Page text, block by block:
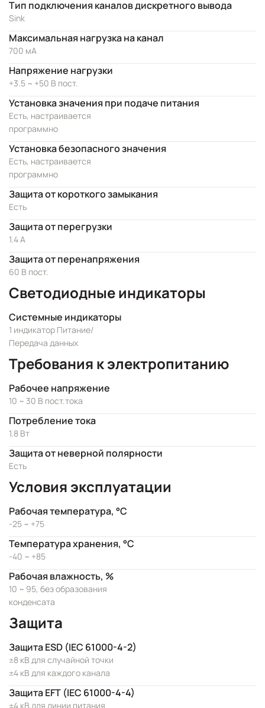
Тип подключения каналов дискретного вывода
Sink
Максимальная нагрузка на канал
700 мА
Напряжение нагрузки
+3.5 ~ +50 В пост.
Установка значения при подаче питания
Есть, настраивается
программно
Установка безопасного значения
Есть, настраивается
программно
Защита от короткого замыкания
Есть
Защита от перегрузки
1.4 A
Защита от перенапряжения
60 В пост.
Светодиодные индикаторы
Системные индикаторы
1 индикатор Питание/
Передача данных
Требования к электропитанию
Рабочее напряжение
10 ~ 30 В пост.тока
Потребление тока
1.8 Вт
Защита от неверной полярности
Есть
Условия эксплуатации
Рабочая температура, °C
-25 ~ +75
Температура хранения, °C
-40 ~ +85
Рабочая влажность, %
10 ~ 95, без образования
конденсата
Защита
Защита ESD (IEC 61000-4-2)
±8 кВ для случайной точки
±4 кВ для каждого канала
Защита EFT (IEC 61000-4-4)
±4 кВ для линии питания